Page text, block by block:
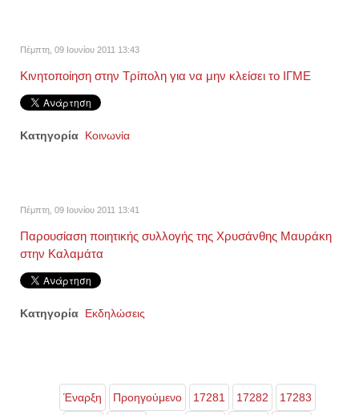
Πέμπτη, 09 Ιουνίου 2011 13:43
Κινητοποίηση στην Τρίπολη για να μην κλείσει το ΙΓΜΕ
Κατηγορία Κοινωνία
Πέμπτη, 09 Ιουνίου 2011 13:41
Παρουσίαση ποιητικής συλλογής της Χρυσάνθης Μαυράκη
στην Καλαμάτα
Κατηγορία Εκδηλώσεις
Έναρξη Προηγούμενο 17281 17282 17283